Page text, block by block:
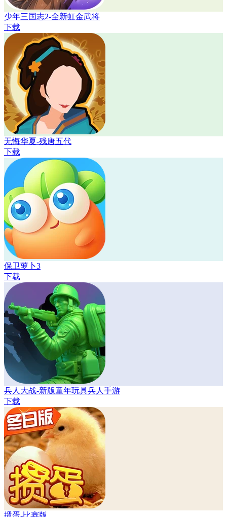
少年三国志2-全新虹金武将
下载
无悔华夏-残唐五代
下载
保卫萝卜3
下载
兵人大战-新版童年玩具兵人手游
下载
掼蛋-比赛版